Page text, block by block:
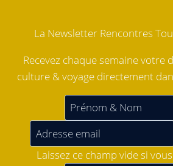
La Newsletter Rencontres
Recevez chaque semaine votre
culture & voyage directement
Laissez ce champ vide si